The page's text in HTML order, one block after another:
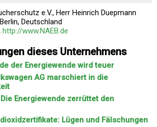
e.V., Herr Heinrich Duepmann
Deutschland
http://www.NAEB.de
dieses Unternehmens
der Energiewende wird teuer
AG marschiert in die
Energiewende zerrüttet den
Lügen und Fälschungen